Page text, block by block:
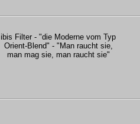
ibis Filter - "die Moderne vom Typ
Orient-Blend" - "Man raucht sie,
man mag sie, man raucht sie"